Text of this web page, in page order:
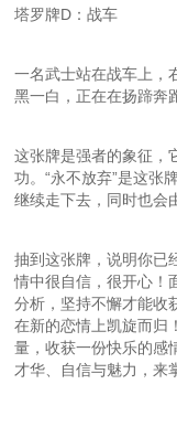
塔罗牌D：战车
一名武士站在战车上，
黑一白，正在在扬蹄奔
这张牌是强者的象征，
功。“永不放弃”是这张
继续走下去，同时也会
抽到这张牌，说明你已
情中很自信，很开心！
分析，坚持不懈才能收
在新的恋情上凯旋而归
量，收获一份快乐的感
才华、自信与魅力，来